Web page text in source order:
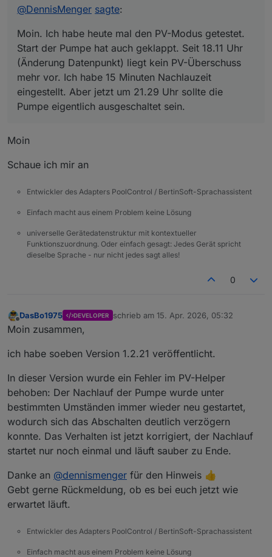
Nachlauzeit eingestellt. Aber jetzt um 21.29 Uhr
@DennisMenger sagte:
Moin. Ich habe heute mal den PV-Modus getestet.
Start der Pumpe hat auch geklappt. Seit 18.11 Uhr
(Änderung Datenpunkt) liegt kein PV-Überschuss
mehr vor. Ich habe 15 Minuten Nachlauzeit
eingestellt. Aber jetzt um 21.29 Uhr sollte die
Pumpe eigentlich ausgeschaltet sein.
Moin
Schaue ich mir an
Entwickler des Adapters PoolControl / BertinSoft-Sprachassistent
Einfach macht aus einem Problem keine Lösung
universelle Gerätedatenstruktur mit kontextueller
Funktionszuordnung. Oder einfach gesagt: Jedes Gerät spricht
dieselbe Sprache - nur nicht jedes sagt alles!
0
Offline
DasBo1975 DEVELOPER schrieb am 15. Apr. 2026, 05:32
zuletzt editiert von
Moin zusammen,
ich habe soeben Version 1.2.21 veröffentlicht.
In dieser Version wurde ein Fehler im PV-Helper
behoben: Der Nachlauf der Pumpe wurde unter
bestimmten Umständen immer wieder neu gestartet,
wodurch sich das Abschalten deutlich verzögern
konnte. Das Verhalten ist jetzt korrigiert, der Nachlauf
startet nur noch einmal und läuft sauber zu Ende.
Danke an @dennismenger für den Hinweis 👍
Gebt gerne Rückmeldung, ob es bei euch jetzt wie
erwartet läuft.
Entwickler des Adapters PoolControl / BertinSoft-Sprachassistent
Einfach macht aus einem Problem keine Lösung